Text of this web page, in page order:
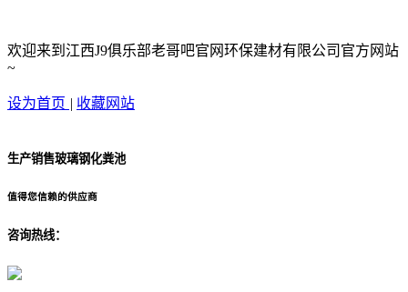
欢迎来到江西J9俱乐部老哥吧官网环保建材有限公司官方网站
~
设为首页 | 收藏网站
生产销售玻璃钢化粪池
值得您信赖的供应商
咨询热线：